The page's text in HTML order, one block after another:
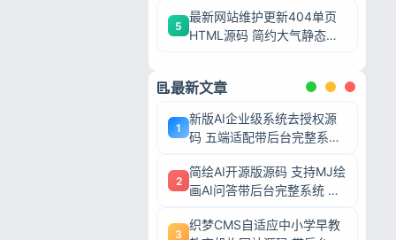
5
最新网站维护更新404单页
HTML源码 简约大气静态模
最新文章
1
新版AI企业级系统去授权源
码 五端适配带后台完整系统
2
简绘AI开源版源码 支持MJ绘
画AI问答带后台完整系统 可
3
织梦CMS自适应中小学早教